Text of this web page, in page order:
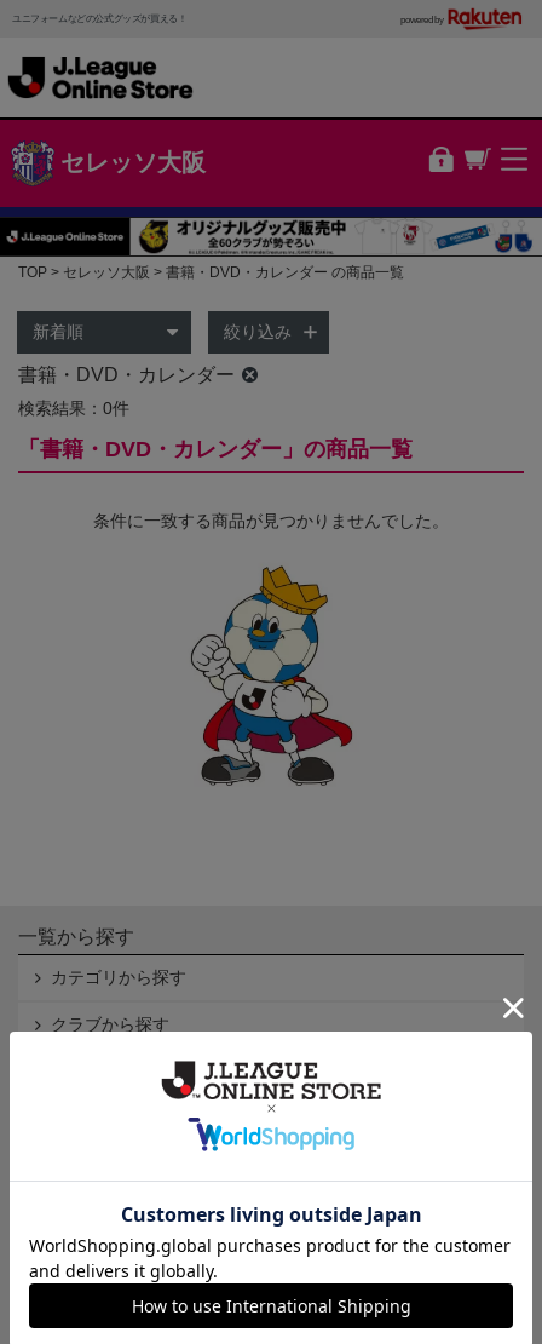
ユニフォームなどの公式グッズが買える！ powered by
セレッソ大阪
TOP セレッソ大阪 書籍・DVD・カレンダー の商品一覧
絞り込み
書籍・DVD・カレンダー
検索結果：0件
「書籍・DVD・カレンダー」の商品一覧
条件に一致する商品が見つかりませんでした。
一覧から探す
カテゴリから探す
クラブから探す
Ｊ2
インフォメーション
個人情報保護方針
Cookieポリシー